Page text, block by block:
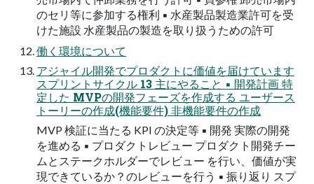
のセリ等に参加する権利 ▪ ⽔産製品製造業許可を受
けた施設 ⽔産製品の製造を取り扱うための許可
働く環境について
アジャイル開発でプロダクトに価値を届けています
スプリントサイクル 13 主にやること ▪ 開発計画 特
定した MVPの開発フェーズを作成する ユーザース
トーリーの作成(機能要件) ⾮機能要件の作成
MVP 検証に当たる KPI の決定等 ▪ 開発 実際の開発
を進める ▪ プロダクトレビュー プロダクト開発チー
ムとステークホルダーでレビュー を⾏い、価値が実
現できているか？のレビューを⾏う ▪ 振り返り スプ